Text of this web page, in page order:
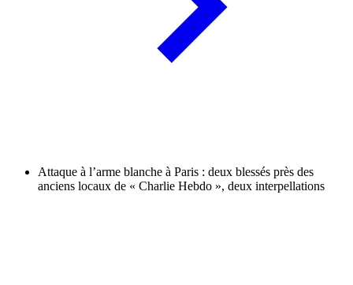
Attaque à l’arme blanche à Paris : deux blessés près des
anciens locaux de « Charlie Hebdo », deux interpellations